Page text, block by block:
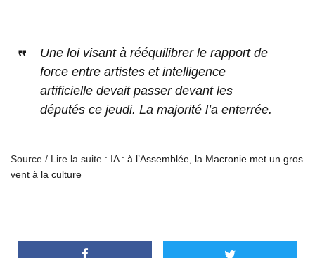
Une loi visant à rééquilibrer le rapport de
force entre artistes et intelligence
artificielle devait passer devant les
députés ce jeudi. La majorité l’a enterrée.
Source / Lire la suite : IA : à l’Assemblée, la Macronie met un gros
vent à la culture